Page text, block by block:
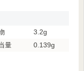
3.2g
量
0.139g